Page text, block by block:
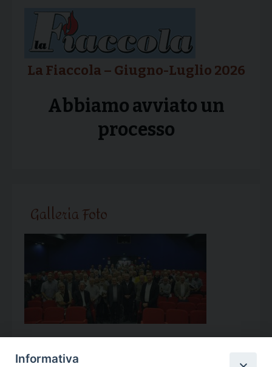
La Fiaccola – Giugno-Luglio 2026
Abbiamo avviato un
processo
Galleria Foto
Informativa